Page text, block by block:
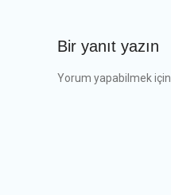
Bir yanıt yazın
Yorum yapabilmek için